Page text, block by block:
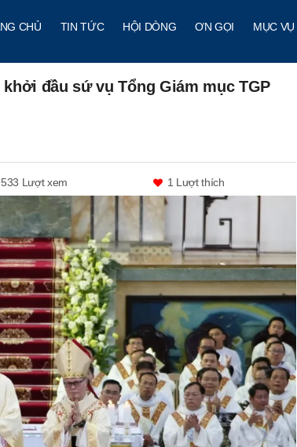
CHỦ TIN TỨC HỘI DÒNG ƠN GỌI MỤC VỤ
đầu sứ vụ Tổng Giám mục TGP
533 Lượt xem 1 Lượt thích